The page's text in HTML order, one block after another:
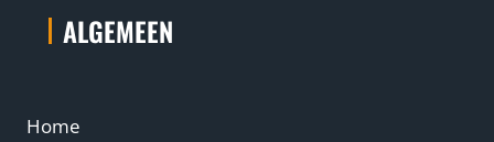
ALGEMEEN
Home